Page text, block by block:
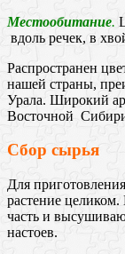
Местообитание.
вдоль речек, в
Распространен
нашей страны,
Урала. Широкий
Восточной
Сбор сырья
Для
растение
часть и
настоев.